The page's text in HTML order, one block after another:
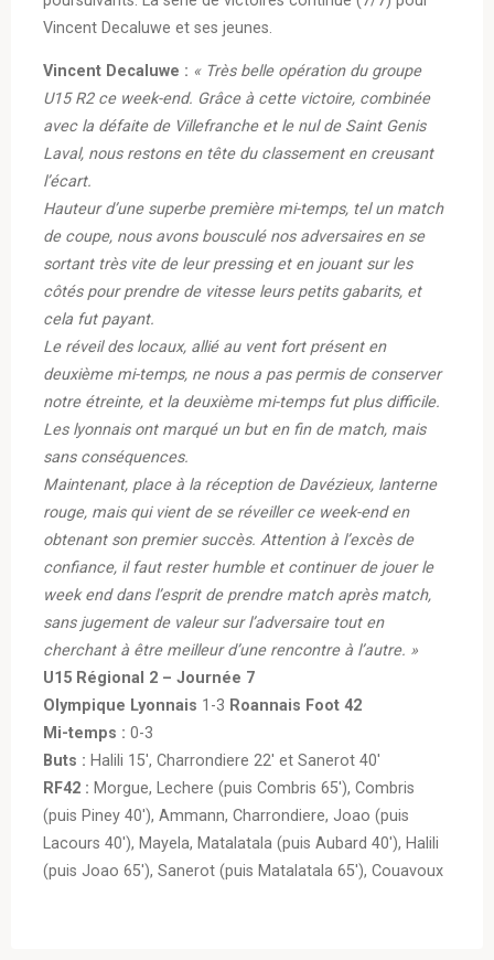
Vincent Decaluwe et ses jeunes.
Vincent Decaluwe : « Très belle opération du groupe
U15 R2 ce week-end. Grâce à cette victoire, combinée
avec la défaite de Villefranche et le nul de Saint Genis
Laval, nous restons en tête du classement en creusant
l’écart.
Hauteur d’une superbe première mi-temps, tel un match
de coupe, nous avons bousculé nos adversaires en se
sortant très vite de leur pressing et en jouant sur les
côtés pour prendre de vitesse leurs petits gabarits, et
cela fut payant.
Le réveil des locaux, allié au vent fort présent en
deuxième mi-temps, ne nous a pas permis de conserver
notre étreinte, et la deuxième mi-temps fut plus difficile.
Les lyonnais ont marqué un but en fin de match, mais
sans conséquences.
Maintenant, place à la réception de Davézieux, lanterne
rouge, mais qui vient de se réveiller ce week-end en
obtenant son premier succès. Attention à l’excès de
confiance, il faut rester humble et continuer de jouer le
week end dans l’esprit de prendre match après match,
sans jugement de valeur sur l’adversaire tout en
cherchant à être meilleur d’une rencontre à l’autre. »
U15 Régional 2 – Journée 7
Olympique Lyonnais 1-3 Roannais Foot 42
Mi-temps : 0-3
Buts : Halili 15′, Charrondiere 22′ et Sanerot 40′
RF42 : Morgue, Lechere (puis Combris 65′), Combris
(puis Piney 40′), Ammann, Charrondiere, Joao (puis
Lacours 40′), Mayela, Matalatala (puis Aubard 40′), Halili
(puis Joao 65′), Sanerot (puis Matalatala 65′), Couavoux